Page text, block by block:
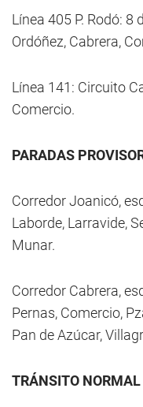
Línea 405 P. Rodó: 8
Ordóñez, Cabrera,
Línea 141: Circuito
Comercio.
PARADAS
Corredor Joanicó,
Laborde, Larravide,
Munar.
Corredor Cabrera,
Pernas, Comercio,
Pan de Azúcar,
TRÁNSITO NORMAL